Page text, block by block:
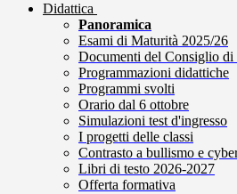
Didattica
Panoramica
Esami di Maturità 2025/26
Documenti del Consiglio di
Programmazioni didattiche
Programmi svolti
Orario dal 6 ottobre
Simulazioni test d'ingresso
I progetti delle classi
Contrasto a bullismo e
Libri di testo 2026-2027
Offerta formativa